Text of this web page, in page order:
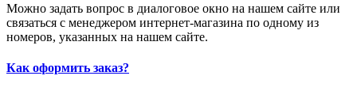
Можно задать вопрос в диалоговое окно на нашем сайте или
связаться с менеджером интернет-магазина по одному из
номеров, указанных на нашем сайте.
Как оформить заказ?